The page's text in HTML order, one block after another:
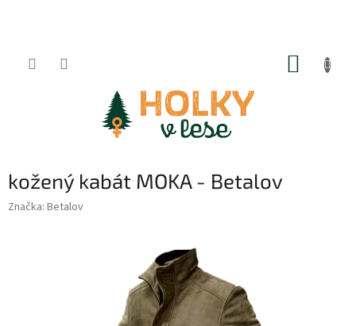
kožený kabát MOKA - Betalov
Značka: Betalov